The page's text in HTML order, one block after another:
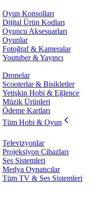
Oyun Konsolları
Dijital Ürün Kodları
Oyuncu Aksesuarları
Oyunlar
Fotoğraf & Kameralar
Youtuber & Yayıncı
Dronelar
Scooterlar & Bisikletler
Yetişkin Hobi & Eğlence
Müzik Ürünleri
Ödeme Kartları
Tüm Hobi & Oyun
Televizyonlar
Projeksiyon Cihazları
Ses Sistemleri
Medya Oynatıcılar
Tüm TV & Ses Sistemleri